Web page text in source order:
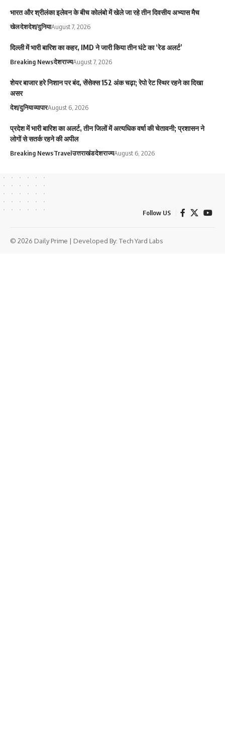
भारत और श्रीलंका इलेवन के बीच कोलंबो में खेले जा रहे तीन दिवसीय अभ्यास मैच
खेलदेशदेश/दुनियाAugust 7, 2026
दिल्ली में भारी बारिश का कहर, IMD ने जारी किया तीन घंटे का ‘रेड अलर्ट’
Breaking Newsदेशराज्यAugust 7, 2026
शेयर बाजार हरे निशान पर बंद, सेंसेक्स 152 अंक चढ़ा; रेपो रेट स्थिर रहने का दिखा
असर
देश/दुनियाव्यापारAugust 6, 2026
प्रदेश में भारी बारिश का अलर्ट, तीन जिलों में अत्यधिक वर्षा की चेतावनी; प्रशासन ने
लोगों से सतर्क रहने की अपील
Breaking NewsTravelउत्तराखंडदेशराज्यAugust 6, 2026
Follow US
© 2026 Daily Prime | Developed By: Tech Yard Labs